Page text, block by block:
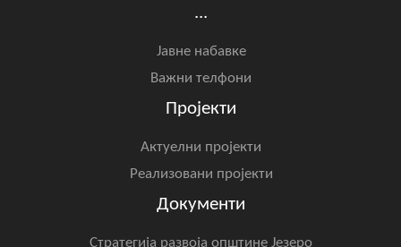
...
Јавне набавке
Важни телфони
Пројекти
Актуелни пројекти
Реализовани пројекти
Документи
Стратегија развоја општине Језеро